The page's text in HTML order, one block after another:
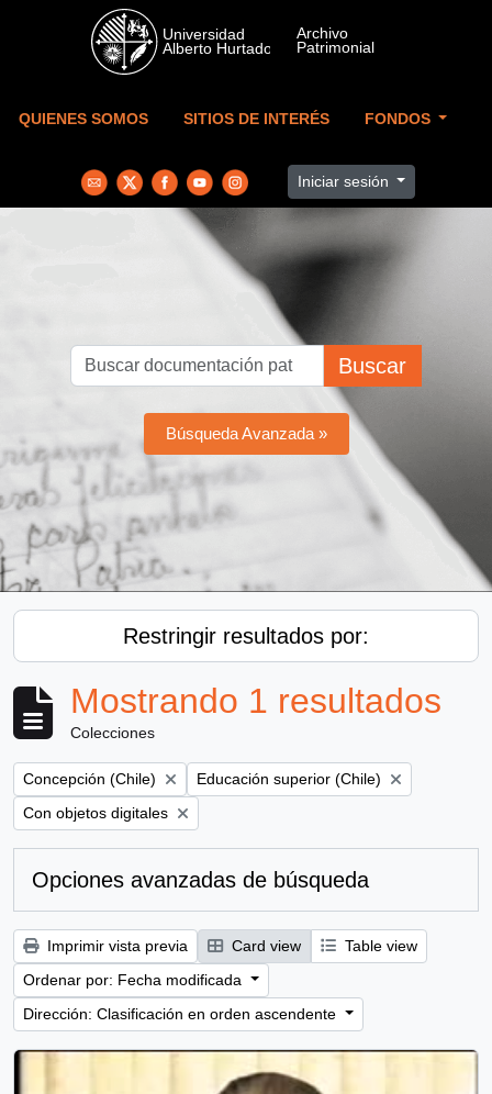
Skip to main content
QUIENES SOMOS SITIOS DE INTERÉS FONDOS
Iniciar sesión
Buscar
Búsqueda Avanzada »
Restringir resultados por:
Mostrando 1 resultados
Colecciones
Remove filter:
Concepción (Chile) Remove filter:
Educación superior (Chile)
Remove filter:
Con objetos digitales
Opciones avanzadas de búsqueda
Imprimir vista previa Card view
Table view
Ordenar por: Fecha modificada
Dirección: Clasificación en orden ascendente